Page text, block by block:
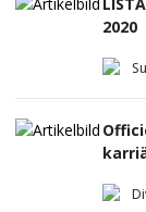
2020